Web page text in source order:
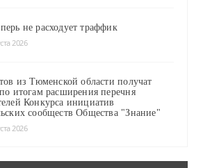
не расходует траффик
2026
из Тюменской области получат
итогам расширения перечня
Конкурса инициатив
сообществ Общества "Знание"
2026